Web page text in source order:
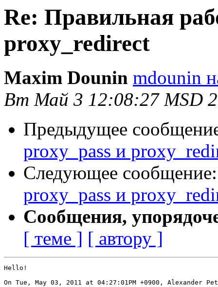
Re: Правильная
proxy_redirect
Maxim Dounin mdounin
Вт Май 3 12:08:27 MSD
Предыдущее
proxy_pass и
Следующее
proxy_pass и
Сообщения,
[ теме ] [ автору ]
Hello!
On Tue, May 03, 2011 at 04:27:01PM +0900, Alexander